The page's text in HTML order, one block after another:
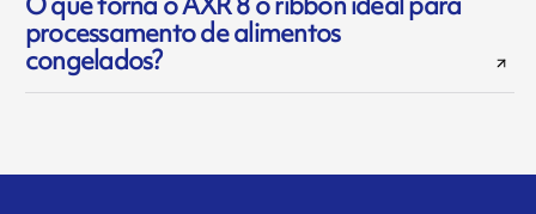
processamento de alimentos
congelados?